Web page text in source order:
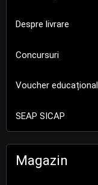
Despre livrare
Concursuri
Voucher educațional
SEAP SICAP
Magazin